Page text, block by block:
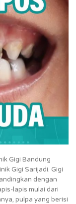
Gigi Bandung
Gigi Sarijadi. Gigi
dengan
lapis mulai dari
pulpa yang berisi